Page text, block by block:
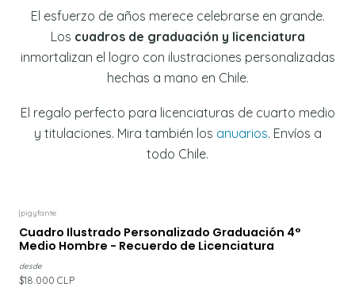
El esfuerzo de años merece celebrarse en grande.
Los cuadros de graduación y licenciatura
inmortalizan el logro con ilustraciones personalizadas
hechas a mano en Chile.
El regalo perfecto para licenciaturas de cuarto medio
y titulaciones. Mira también los anuarios. Envíos a
todo Chile.
|pigyfante
Cuadro Ilustrado Personalizado Graduación 4°
Medio Hombre - Recuerdo de Licenciatura
desde
$18.000 CLP